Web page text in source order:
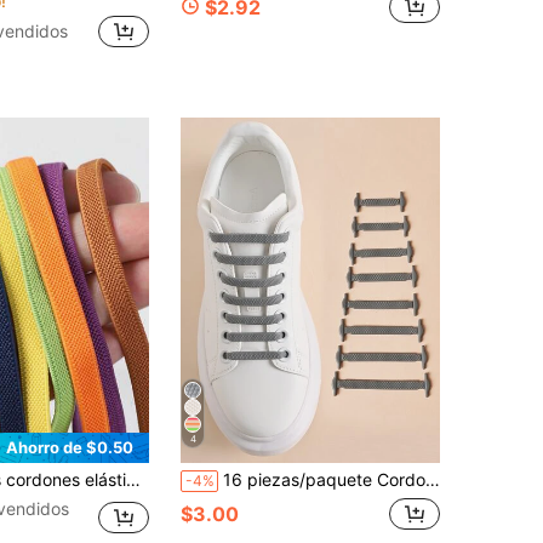
$2.92
Ahorro de $0.50
disponibles en multicolor, cordones deportivos unisex
4
-4% 16 piezas/paquete Cordones elásticos de silicona gris sin atar para zapatillas, zapatos casuales, zapatos deportivos, botas de combate
$3.00